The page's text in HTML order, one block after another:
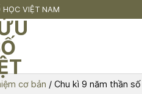
VIỆT NAM
cơ bản / Chu kì 9 năm thần